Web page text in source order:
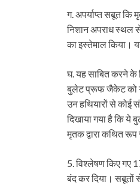
ग. अपर्याप्त सबूत कि
निशान अपराध स्थल से
का इस्तेमाल किया।
घ. यह साबित करने के
बुलेट प्रूफ जैकेट को
उन हथियारों से कोई
दिखाया गया है कि
मृतक द्वारा कथित
5. विश्लेषण किए गए
बंद कर दिया। सबूतों